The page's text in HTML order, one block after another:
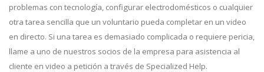
problemas con tecnología, configurar electrodomésticos o cualquier
otra tarea sencilla que un voluntario pueda completar en un video
en directo. Si una tarea es demasiado complicada o requiere pericia,
llame a uno de nuestros socios de la empresa para asistencia al
cliente en video a petición a través de Specialized Help.